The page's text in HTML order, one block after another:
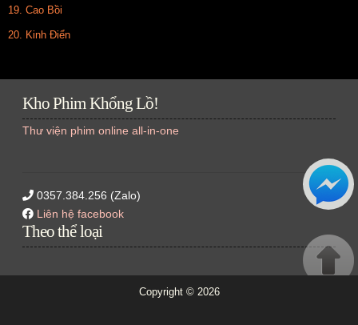
19. Cao Bồi
20. Kinh Điển
Kho Phim Khổng Lồ!
Thư viện phim online all-in-one
0357.384.256 (Zalo)
Liên hệ facebook
Theo thể loại
Copyright © 2026